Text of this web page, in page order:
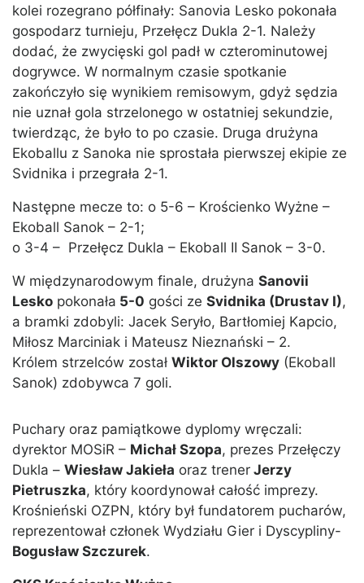
kolei rozegrano półfinały: Sanovia Lesko pokonała
gospodarz turnieju, Przełęcz Dukla 2-1. Należy
dodać, że zwycięski gol padł w czterominutowej
dogrywce. W normalnym czasie spotkanie
zakończyło się wynikiem remisowym, gdyż sędzia
nie uznał gola strzelonego w ostatniej sekundzie,
twierdząc, że było to po czasie. Druga drużyna
Ekoballu z Sanoka nie sprostała pierwszej ekipie ze
Svidnika i przegrała 2-1.
Następne mecze to: o 5-6 – Krościenko Wyżne –
Ekoball Sanok – 2-1;
o 3-4 – Przełęcz Dukla – Ekoball II Sanok – 3-0.
W międzynarodowym finale, drużyna Sanovii
Lesko pokonała 5-0 gości ze Svidnika (Drustav I),
a bramki zdobyli: Jacek Seryło, Bartłomiej Kapcio,
Miłosz Marciniak i Mateusz Nieznański – 2.
Królem strzelców został Wiktor Olszowy (Ekoball
Sanok) zdobywca 7 goli.
Puchary oraz pamiątkowe dyplomy wręczali:
dyrektor MOSiR – Michał Szopa, prezes Przełęczy
Dukla – Wiesław Jakieła oraz trener Jerzy
Pietruszka, który koordynował całość imprezy.
Krośnieński OZPN, który był fundatorem pucharów,
reprezentował członek Wydziału Gier i Dyscypliny-
Bogusław Szczurek.